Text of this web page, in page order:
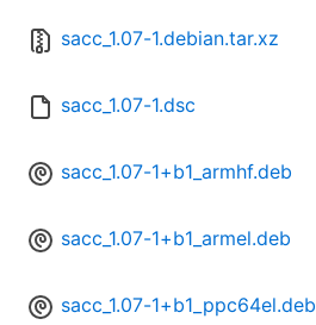
sacc_1.07-1.debian.tar.xz
sacc_1.07-1.dsc
sacc_1.07-1+b1_armhf.deb
sacc_1.07-1+b1_armel.deb
sacc_1.07-1+b1_ppc64el.deb